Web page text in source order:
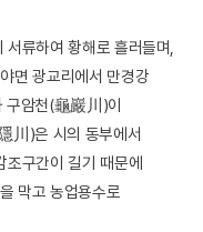
류하여 황해로 흘러들며,
면 광교리에서 만경강
구암천(龜巖川)이
川)은 시의 동부에서
조구간이 길기 때문에
막고 농업용수로